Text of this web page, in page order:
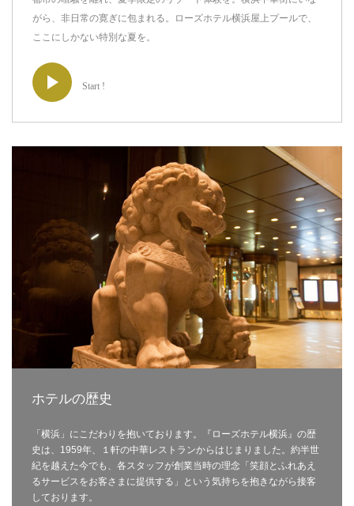
がら、非日常の寛ぎに包まれる。ローズホテル横浜屋上プールで、
ここにしかない特別な夏を。
Start !
ホテルの歴史
「横浜」にこだわりを抱いております。『ローズホテル横浜』の歴
史は、1959年、１軒の中華レストランからはじまりました。約半世
紀を越えた今でも、各スタッフが創業当時の理念「笑顔とふれあえ
るサービスをお客さまに提供する」という気持ちを抱きながら接客
しております。